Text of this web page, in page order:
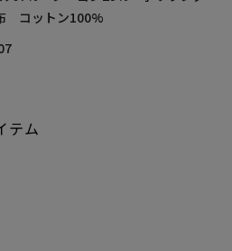
スシーンにも対応。
クス（メーカー品番：
コットン100%
テム